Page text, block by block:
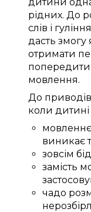
рідних. До
слів і
дасть змогу
отримати
попередити
мовлення.
До приводів
коли дитині
виникає
зовсім
замість
чадо